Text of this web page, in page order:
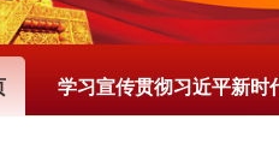
学习宣传贯彻习近平新时